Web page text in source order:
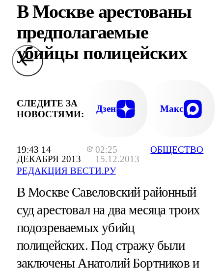
19:43 14
ДЕКАБРЯ 2013
02:25
15.12.2013
РЕДАКЦИЯ ВЕСТИ.РУ
ОБЩЕСТВО
В Москве арестованы
предполагаемые
убийцы полицейских
СЛЕДИТЕ ЗА
НОВОСТЯМИ:
Дзен Макс
В Москве Савеловский районный
суд арестовал на два месяца троих
подозреваемых убийц
полицейских. Под стражу были
заключены Анатолий Бортников и